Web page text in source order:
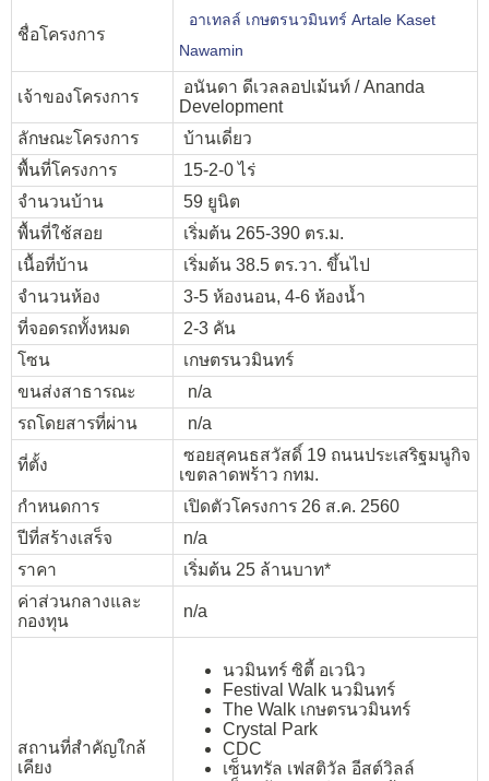
ชื่อโครงการ
อาเทลล์ เกษตรนวมินทร์ Artale Kaset
Nawamin
เจ้าของโครงการ
อนันดา ดีเวลลอปเม้นท์ / Ananda
Development
ลักษณะโครงการ
บ้านเดี่ยว
พื้นที่โครงการ
15-2-0 ไร่
จำนวนบ้าน
59 ยูนิต
พื้นที่ใช้สอย
เริ่มต้น 265-390 ตร.ม.
เนื้อที่บ้าน
เริ่มต้น 38.5 ตร.วา. ขึ้นไป
จำนวนห้อง
3-5 ห้องนอน, 4-6 ห้องน้ำ
ที่จอดรถทั้งหมด
2-3 คัน
โซน
เกษตรนวมินทร์
ขนส่งสาธารณะ
n/a
รถโดยสารที่ผ่าน
n/a
ที่ตั้ง
ซอยสุคนธสวัสดิ์ 19 ถนนประเสริฐมนูกิจ
เขตลาดพร้าว กทม.
กำหนดการ
เปิดตัวโครงการ 26 ส.ค. 2560
ปีที่สร้างเสร็จ
n/a
ราคา
เริ่มต้น 25 ล้านบาท*
ค่าส่วนกลางและ
กองทุน
n/a
สถานที่สำคัญใกล้
เคียง
นวมินทร์ ซิตี้ อเวนิว
Festival Walk นวมินทร์
The Walk เกษตรนวมินทร์
Crystal Park
CDC
เซ็นทรัล เฟสติวัล อีสต์วิลล์